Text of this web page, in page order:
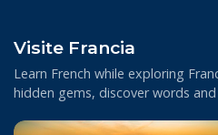
Visite Francia
Learn French while exploring
hidden gems, discover words